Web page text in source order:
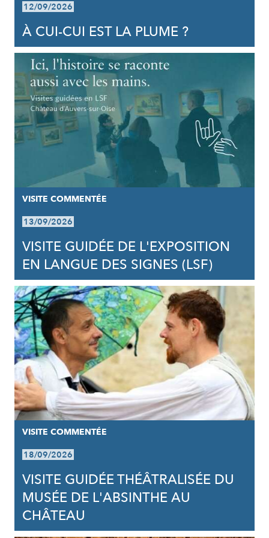
12/09/2026
À CUI-CUI EST LA PLUME ?
VISITE COMMENTÉE
13/09/2026
VISITE GUIDÉE DE L'EXPOSITION
EN LANGUE DES SIGNES (LSF)
VISITE COMMENTÉE
18/09/2026
VISITE GUIDÉE THÉÂTRALISÉE DU
MUSÉE DE L'ABSINTHE AU
CHÂTEAU